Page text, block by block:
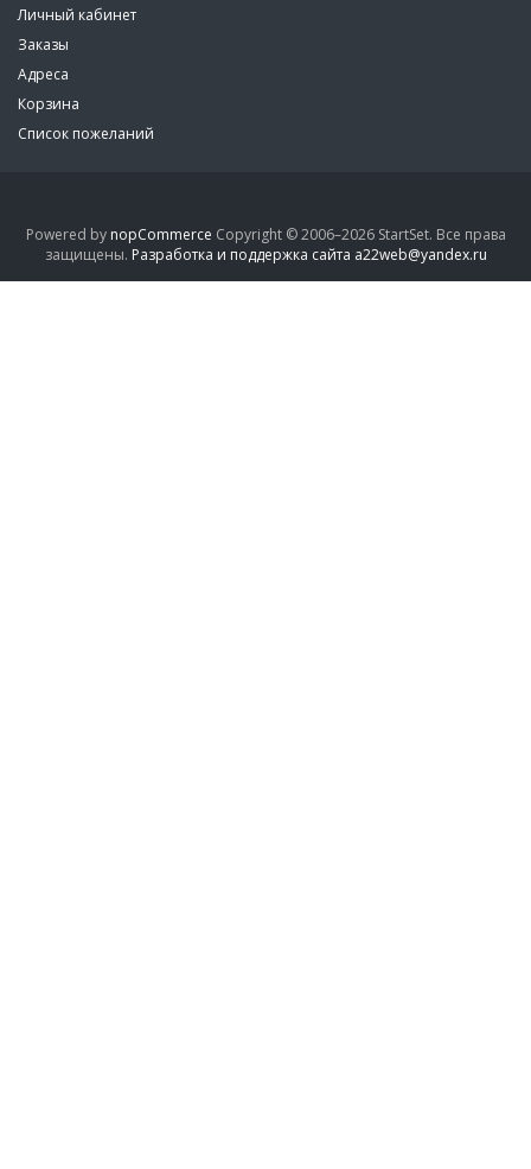
Личный кабинет
Заказы
Адреса
Корзина
Список пожеланий
Powered by nopCommerce Copyright © 2006–2026 StartSet. Все права
защищены. Разработка и поддержка сайта a22web@yandex.ru